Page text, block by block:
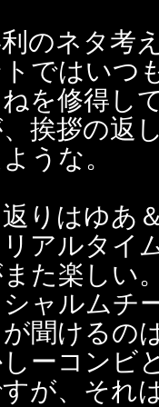
のネタ考
ではいつ
を修得し
挨拶の返
うな。
りはゆあ
アルタイ
た楽しい
ャルムチ
聞けるの
ーコンビ
が、それ